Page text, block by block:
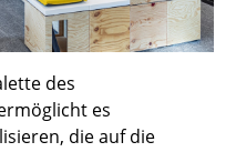
des
es
die auf die